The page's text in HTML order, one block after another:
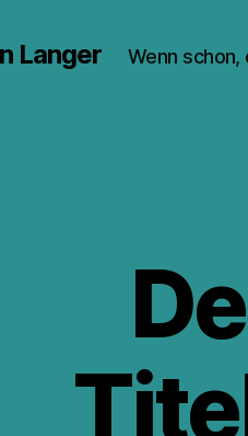
Langer Wenn schon,